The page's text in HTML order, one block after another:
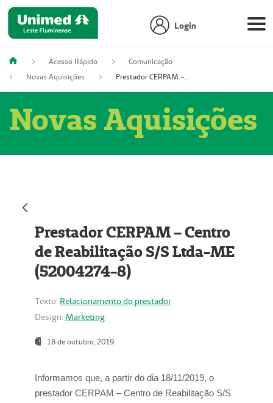
Login
Acesso Rápido
Comunicação
Novas Aquisições
Prestador CERPAM – Centro de Reabilitação S/S Ltda-ME (52004274-8)
Novas Aquisições
Prestador CERPAM – Centro
de Reabilitação S/S Ltda-ME
(52004274-8)
Texto: Relacionamento do prestador
Design: Marketing
18 de outubro, 2019
Informamos que, a partir do dia 18/11/2019, o
prestador CERPAM – Centro de Reabilitação S/S